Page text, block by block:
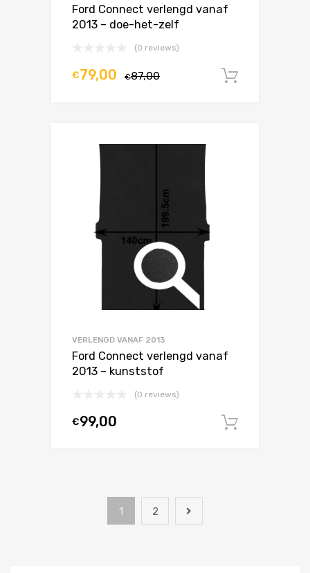
Ford Connect verlengd vanaf
2013 – doe-het-zelf
(0 reviews)
€87,00
€79,00
VERLENGD VANAF 2013
Ford Connect verlengd vanaf
2013 – kunststof
(0 reviews)
€99,00
1 2